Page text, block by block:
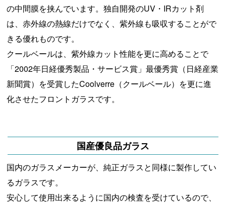
の中間膜を挟んでいます。独自開発のUV・IRカット剤
は、赤外線の熱線だけでなく、紫外線も吸収することがで
きる優れものです。
クールベールは、紫外線カット性能を更に高めることで
「2002年日経優秀製品・サービス賞」最優秀賞（日経産業
新聞賞）を受賞したCoolverre（クールベール）を更に進
化させたフロントガラスです。
国産優良品ガラス
国内のガラスメーカーが、純正ガラスと同様に製作してい
るガラスです。
安心して使用出来るように国内の検査を受けているので、